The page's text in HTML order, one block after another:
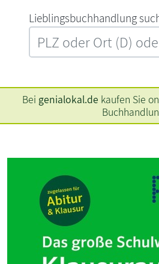
L‍i‍e‍b‍l‍i‍n‍g‍s‍b‍u‍c‍h‍h‍a‍n‍d‍l‍u‍n‍g‍
Bei genialokal.de kaufen Sie